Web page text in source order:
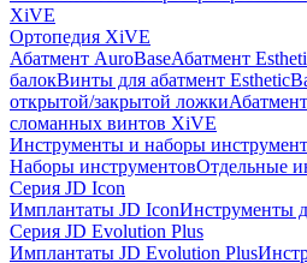
XiVE
Ортопедия XiVE
Абатмент AuroBaseАбатмент
балокВинты для абатмент
открытой/закрытой ложки
сломанных винтов XiVE
Инструменты и наборы
Наборы инструментовОтдельные
Серия JD Icon
Имплантаты JD IconИнструменты
Серия JD Evolution Plus
Имплантаты JD Evolution Plus